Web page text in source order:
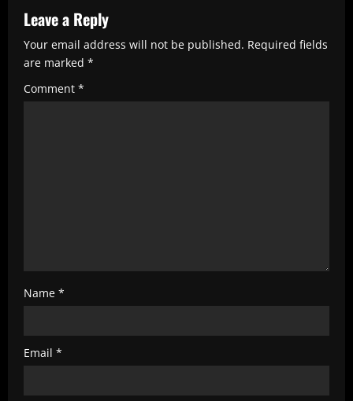
e
R
e
a
Leave a Reply
Your email address will not be published. Required fields
are marked *
Comment *
Name *
Email *